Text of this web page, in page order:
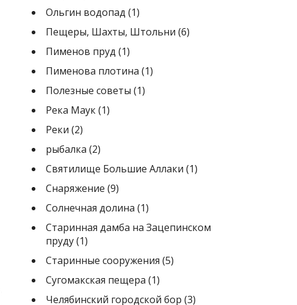
Ольгин водопад (1)
Пещеры, Шахты, Штольни (6)
Пименов пруд (1)
Пименова плотина (1)
Полезные советы (1)
Река Маук(1)
Реки (2)
рыбалка (2)
Святилище Большие Аллаки (1)
Снаряжение (9)
Солнечная долина (1)
Старинная дамба на Зацепинском
пруду(1)
Старинные сооружения (5)
Сугомакская пещера (1)
Челябинский городской бор (3)